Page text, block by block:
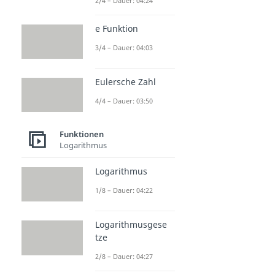
e Funktion
3/4 – Dauer: 04:03
Eulersche Zahl
4/4 – Dauer: 03:50
Funktionen
Logarithmus
Logarithmus
1/8 – Dauer: 04:22
Logarithmusgese
tze
2/8 – Dauer: 04:27